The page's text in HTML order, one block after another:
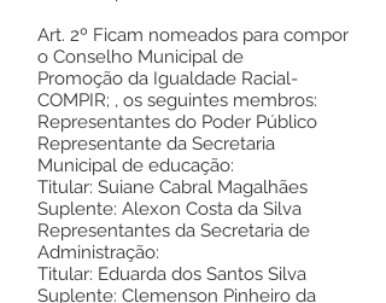
Art. 2º Ficam nomeados para compor
o Conselho Municipal de
Promoção da Igualdade Racial-
COMPIR; , os seguintes membros:
Representantes do Poder Público
Representante da Secretaria
Municipal de educação:
Titular: Suiane Cabral Magalhães
Suplente: Alexon Costa da Silva
Representantes da Secretaria de
Administração:
Titular: Eduarda dos Santos Silva
Suplente: Clemenson Pinheiro da